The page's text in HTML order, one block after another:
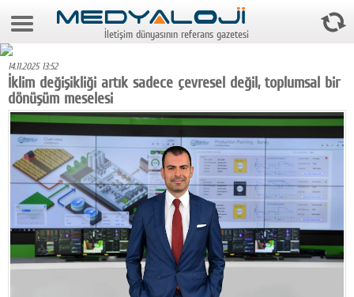
7 Ağustos 2026 17:32:16
Foto Galeri
Video Galeri
Gazeteler
Medya
Reyting-tiraj
Teknoloji
Televizyon
İletişim dünyasının referans gazetesi
14.11.2025 13:52
İklim değişikliği artık sadece çevresel değil, toplumsal bir
dönüşüm meselesi